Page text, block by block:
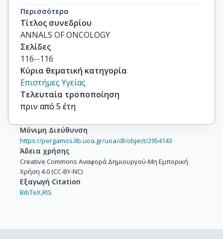
Pectasides, Dimitrios
Fountzilas, George
Περισσότερα
Τίτλος συνεδρίου
ANNALS OF ONCOLOGY
Σελίδες
116--116
Κύρια θεματική κατηγορία
Επιστήμες Υγείας
Τελευταία τροποποίηση
πριν από 5 έτη
Μόνιμη Διεύθυνση
https://pergamos.lib.uoa.gr/uoa/dl/object/2954143
Άδεια χρήσης
Creative Commons Αναφορά Δημιουργού-Μη Εμπορική
Χρήση 4.0 (CC-BY-NC)
Εξαγωγή Citation
BibTeX,RIS